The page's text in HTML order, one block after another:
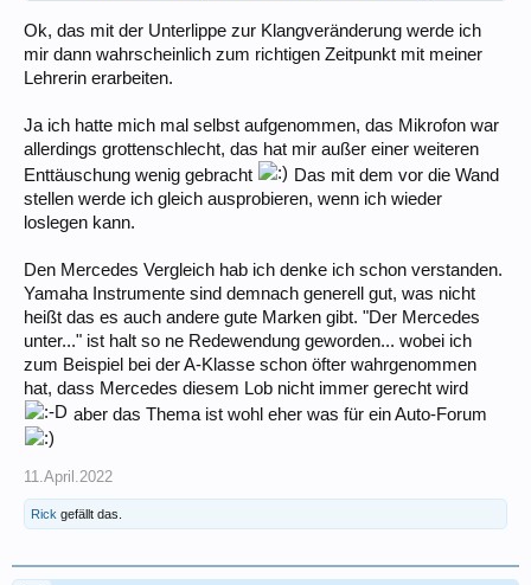
klingen.)
Hast Du Dich denn mal selbst aufgenommen?
eigentlich vorwiegend durch die Reflektion des Tons durch die Wände
- deshalb ist es ein alter Bläser-Trick, sich direkt vor eine zu stellen,
dann kommt man einer objektiven Selbstwahrnehmung am nächsten.
Sonst hört man sich eigentlich überall unterschiedlich und nie neutral.
Ok, das mit der Unterlippe zur Klangveränderung werde ich
mir dann wahrscheinlich zum richtigen Zeitpunkt mit meiner
Lehrerin erarbeiten.
Ja ich hatte mich mal selbst aufgenommen, das Mikrofon war
allerdings grottenschlecht, das hat mir außer einer weiteren
Enttäuschung wenig gebracht
Das mit dem vor die Wand
stellen werde ich gleich ausprobieren, wenn ich wieder
loslegen kann.
Den Mercedes Vergleich hab ich denke ich schon verstanden.
Yamaha Instrumente sind demnach generell gut, was nicht
heißt das es auch andere gute Marken gibt. "Der Mercedes
unter..." ist halt so ne Redewendung geworden... wobei ich
zum Beispiel bei der A-Klasse schon öfter wahrgenommen
hat, dass Mercedes diesem Lob nicht immer gerecht wird
aber das Thema ist wohl eher was für ein Auto-Forum
11.April.2022
Rick gefällt das.